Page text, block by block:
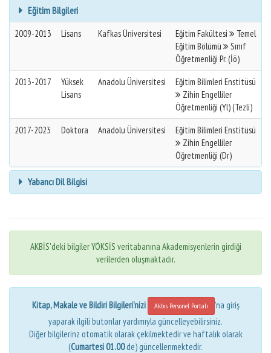
Eğitim Bilgileri
2009-2013 Lisans Kafkas Üniversitesi Eğitim Fakültesi
Temel
Eğitim Bölümü
Sınıf
Öğretmenliği Pr. (İö)
2013-2017
Yüksek
Lisans
Anadolu Üniversitesi
Eğitim Bilimleri Enstitüsü
Zihin Engelliler
Öğretmenliği (Yl) (Tezli)
2017-2023
Doktora Anadolu Üniversitesi
Eğitim Bilimleri Enstitüsü
Zihin Engelliler
Öğretmenliği (Dr)
Yabancı Dil Bilgisi
AKBİS'deki bilgiler YÖKSİS veritabanına Akademisyenlerin girdiği
verilerden oluşmaktadır.
Kitap, Makale ve Bildiri Bilgileri'nizi Akbis Personel Portalı
'na giriş
yaparak ilgili butonlar yardımıyla güncelleyebilirsiniz.
Diğer bilgilerinz otomatik olarak çekilmektedir ve haftalık olarak
(Cumartesi 01.00de) güncellenmektedir.